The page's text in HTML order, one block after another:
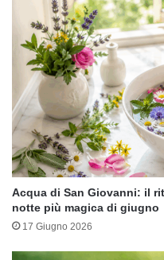
Acqua di San Giovanni: il
notte più magica di giugno
17 Giugno 2026